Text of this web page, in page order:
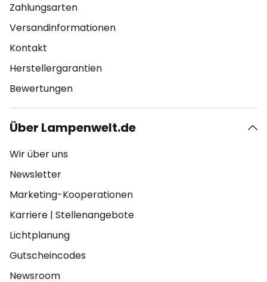
Zahlungsarten
Versandinformationen
Kontakt
Herstellergarantien
Bewertungen
Über Lampenwelt.de
Wir über uns
Newsletter
Marketing-Kooperationen
Karriere | Stellenangebote
Lichtplanung
Gutscheincodes
Newsroom